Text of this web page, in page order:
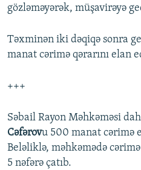
gözləməyərək, müşavirəyə
Təxminən iki dəqiqə sonra
manat cərimə qərarını elan
+++
Səbail Rayon Məhkəməsi
Cəfərovu 500 manat cərimə
Beləliklə, məhkəmədə
5 nəfərə çatıb.